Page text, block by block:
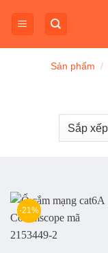
qua
Sản phẩm /
-21%